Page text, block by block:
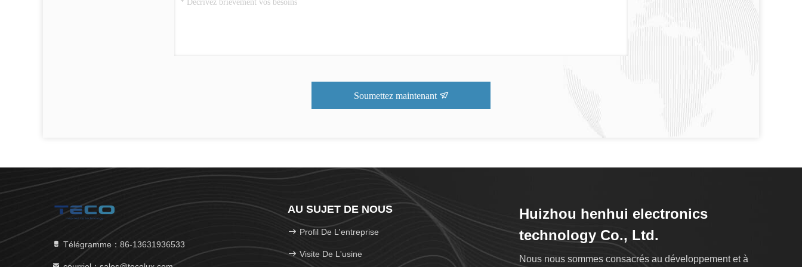
Soumettez maintenant
Télégramme：86-13631936533
AU SUJET DE NOUS
Profil De L'entreprise
Visite De L'usine
Huizhou henhui electronics
technology Co., Ltd.
Nous nous sommes consacrés au développement et à